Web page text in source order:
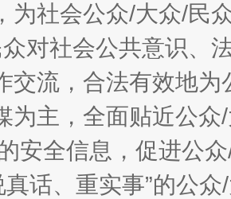
”的免责幌子
为社会公众/大众/民
对社会公共意识、
交流，合法有效地
为主，全面贴近公
安全信息，促进公
真话、重实事”的公